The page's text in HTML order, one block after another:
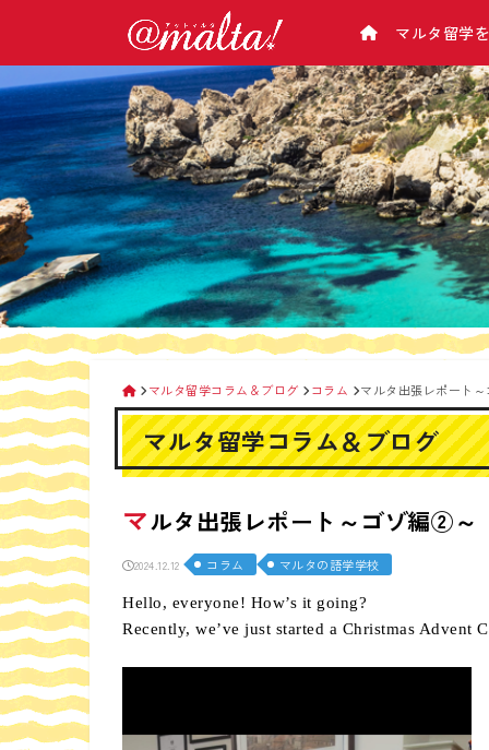
マルタ留学
学校から選ぶ
マルタ語学学校一覧/比較
マルタ語学学校 料金表
マルタ留学の選び方
マルタについて
マルタ基本情報
（気候･治安･緊急･病院･電話のかけ方･チ
ップ･お金･電気･交通など）
マルタの主要都市紹介
マルタの観光スポット
生活情報
マルタの空港
交通機関
タクシー＆便利アプリ
携帯電話
マルタ滞在時のお金の管理
アットマルタとは
会社概要
企業理念
留学カウンセラー紹介
アットマルタが選ばれる理由
なぜ手数料が０円？
留学手続きの流れ
マルタ留学相談会
マルタ留学コラム＆ブログ コラム マルタ出張レポート
マルタ留学コラム＆ブログ
マルタ出張レポート～ゴゾ編②～
2024.12.12 コラム マルタの語学学校
Hello, everyone! How’s it going?
Recently, we’ve just started a Christmas Advent